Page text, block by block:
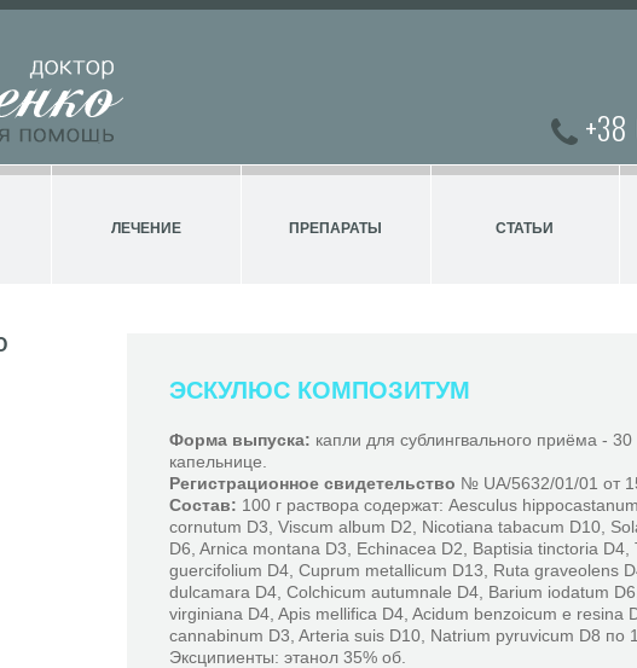
ЛЕЧЕНИЕ ПРЕПАРАТЫ СТАТЬИ
ЭСКУЛЮС КОМПОЗИТУМ
Форма выпуска: капли для сублингвального приёма -
капельнице.
Регистрационное свидетельство № UA/5632/01/01 от
Состав: 100 г раствора содержат: Aesculus
cornutum D3, Viscum album D2, Nicotiana tabacum D10,
D6, Arnica montana D3, Echinacea D2, Baptisia tinctoria D4,
guercifolium D4, Cuprum metallicum D13, Ruta graveolens
dulcamara D4, Colchicum autumnale D4, Barium iodatum
virginiana D4, Apis mellifica D4, Acidum benzoicum e resina
cannabinum D3, Arteria suis D10, Natrium pyruvicum D8 по 1
Эксципиенты: этанол 35% об.